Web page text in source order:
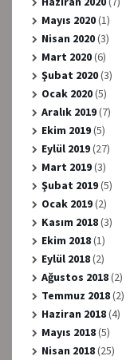
Mayıs 2020(1)
Nisan 2020(3)
Mart 2020(6)
Şubat 2020(3)
Ocak 2020(5)
Aralık 2019(7)
Ekim 2019(5)
Eylül 2019(27)
Mart 2019(3)
Şubat 2019(5)
Ocak 2019(2)
Kasım 2018(3)
Ekim 2018(1)
Eylül 2018(2)
Ağustos 2018(2)
Temmuz 2018(2)
Haziran 2018(4)
Mayıs 2018(5)
Nisan 2018(25)